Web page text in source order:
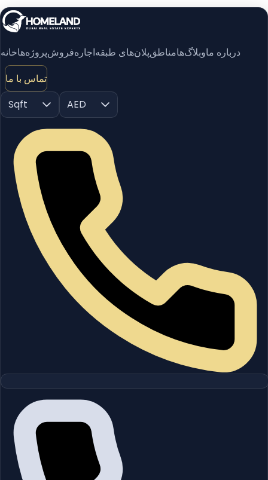
خانهپروژه‌هافروشاجارهپلان‌های طبقهمناطقوبلاگ‌هادرباره ما
تماس با ما
Sqft
AED